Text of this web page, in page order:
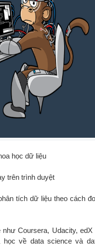
học dữ liệu
trên trình duyệt
tích dữ liệu theo cách
như Coursera, Udacity,
về data science và